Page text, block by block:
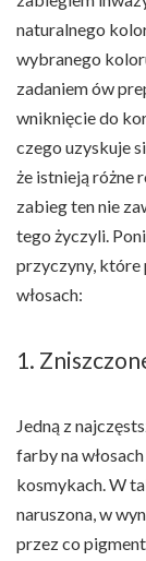
naturalnego
wybranego
zadaniem ów
wniknięcie do
czego uzyskuje
że istnieją różne
zabieg ten nie
tego życzyli.
przyczyny, które
włosach:
1.
Jedną z
farby na
kosmykach. W
naruszona, w
przez co